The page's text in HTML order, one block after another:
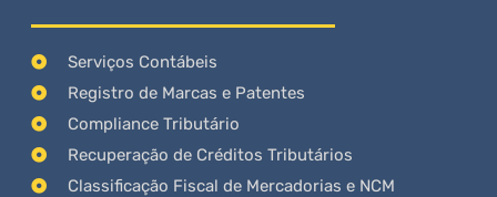
Serviços Contábeis
Registro de Marcas e Patentes
Compliance Tributário
Recuperação de Créditos Tributários
Classificação Fiscal de Mercadorias e NCM